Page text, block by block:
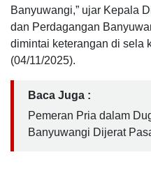
Banyuwangi,” ujar Kepala
dan Perdagangan
dimintai keterangan di sela
(04/11/2025).
Baca Juga :
Pemeran Pria dalam
Banyuwangi Dijerat